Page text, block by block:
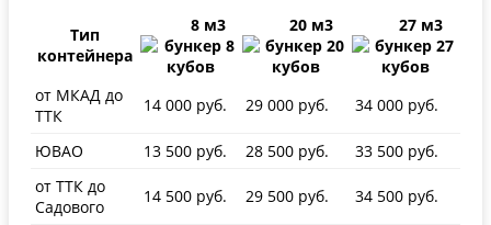
Тип
контейнера
8 м3 20 м3 27 м3
от МКАД до
ТТК
14 000 руб. 29 000 руб. 34 000 руб.
ЮВАО 13 500 руб. 28 500 руб.
33 500 руб.
от ТТК до
Садового
14 500 руб. 29 500 руб. 34 500 руб.